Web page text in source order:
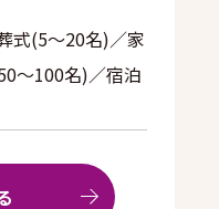
式(5〜20名)／家
〜100名)／宿泊